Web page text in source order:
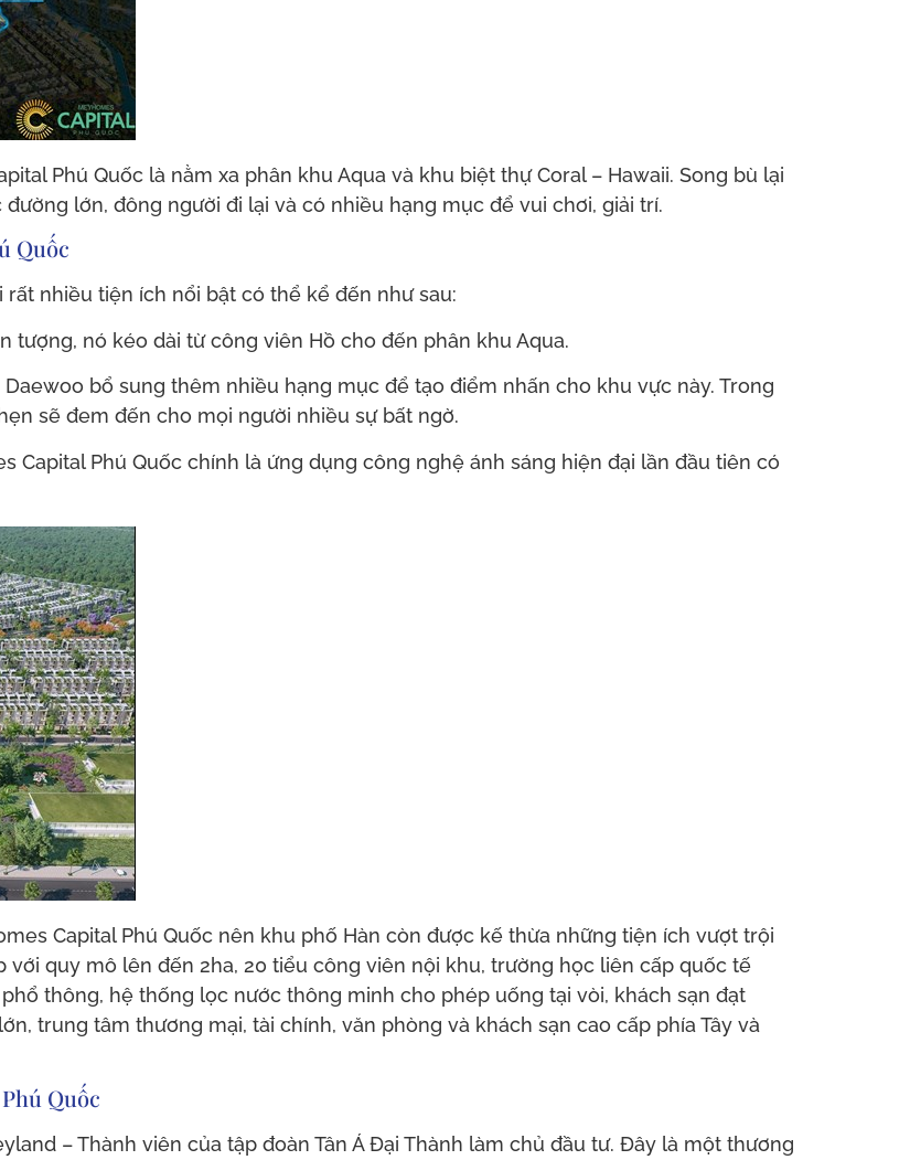
Phú Quốc là nằm xa phân khu Aqua và khu biệt thự Coral – Hawaii. Song bù lại
lớn, đông người đi lại và có nhiều hạng mục để vui chơi, giải trí.
Quốc
nhiều tiện ích nổi bật có thể kể đến như sau:
tượng, nó kéo dài từ công viên Hồ cho đến phân khu Aqua.
bổ sung thêm nhiều hạng mục để tạo điểm nhấn cho khu vực này. Trong
sẽ đem đến cho mọi người nhiều sự bất ngờ.
Capital Phú Quốc chính là ứng dụng công nghệ ánh sáng hiện đại lần đầu tiên có
Capital Phú Quốc nên khu phố Hàn còn được kế thừa những tiện ích vượt trội
với quy mô lên đến 2ha, 20 tiểu công viên nội khu, trường học liên cấp quốc tế
thông, hệ thống lọc nước thông minh cho phép uống tại vòi, khách sạn đạt
trung tâm thương mại, tài chính, văn phòng và khách sạn cao cấp phía Tây và
Quốc
– Thành viên của tập đoàn Tân Á Đại Thành làm chủ đầu tư. Đây là một thương